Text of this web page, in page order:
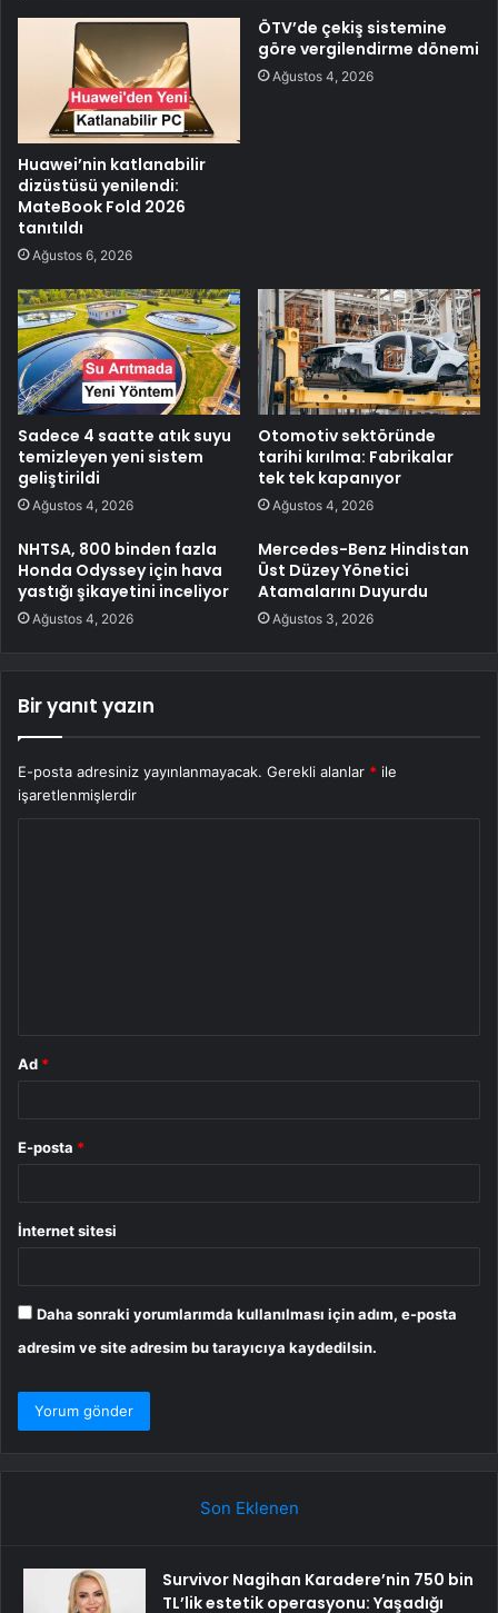
Huawei’nin katlanabilir
dizüstüsü yenilendi:
MateBook Fold 2026
tanıtıldı
Ağustos 6, 2026
ÖTV’de çekiş sistemine
göre vergilendirme dönemi
Ağustos 4, 2026
Sadece 4 saatte atık suyu
temizleyen yeni sistem
geliştirildi
Ağustos 4, 2026
Otomotiv sektöründe
tarihi kırılma: Fabrikalar
tek tek kapanıyor
Ağustos 4, 2026
NHTSA, 800 binden fazla
Honda Odyssey için hava
yastığı şikayetini inceliyor
Ağustos 4, 2026
Mercedes-Benz Hindistan
Üst Düzey Yönetici
Atamalarını Duyurdu
Ağustos 3, 2026
Bir yanıt yazın
E-posta adresiniz yayınlanmayacak. Gerekli alanlar * ile
işaretlenmişlerdir
Ad *
E-posta *
İnternet sitesi
Daha sonraki yorumlarımda kullanılması için adım, e-posta
adresim ve site adresim bu tarayıcıya kaydedilsin.
Son Eklenen
Survivor Nagihan Karadere’nin 750 bin
TL’lik estetik operasyonu: Yaşadığı